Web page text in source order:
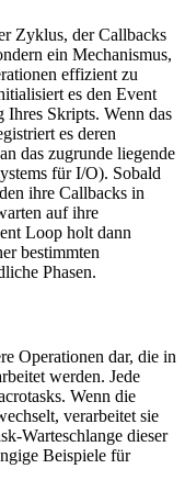
Zyklus, der Callbacks
ein Mechanismus,
effizient zu
es den Event
Skripts. Wenn das
es deren
das zugrunde liegende
für I/O). Sobald
ihre Callbacks in
auf ihre
Loop holt dann
bestimmten
Phasen.
Operationen dar, die in
werden. Jede
Wenn die
verarbeitet sie
Warteschlange dieser
Beispiele für